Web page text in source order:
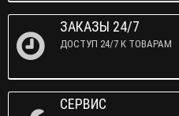
ЗАКАЗЫ 24/7
ДОСТУП 24/7 К ТОВАРАМ
СЕРВИС